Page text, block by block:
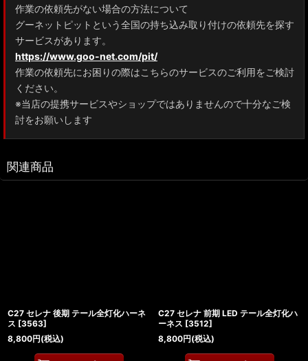
作業の依頼先がない場合の方法について
グーネットピットという全国の持ち込み取り付けの依頼先を探す
サービスがあります。
https://www.goo-net.com/pit/
作業の依頼先にお困りの際はこちらのサービスのご利用をご検討
ください。
※当店の提携サービスやショップではありませんので十分なご検
討をお願いします
関連商品
C27 セレナ 後期 テール全灯化ハーネ
ス [3563]
8,800円(税込)
C27 セレナ 前期 LED テール全灯化ハ
ーネス [3512]
8,800円(税込)